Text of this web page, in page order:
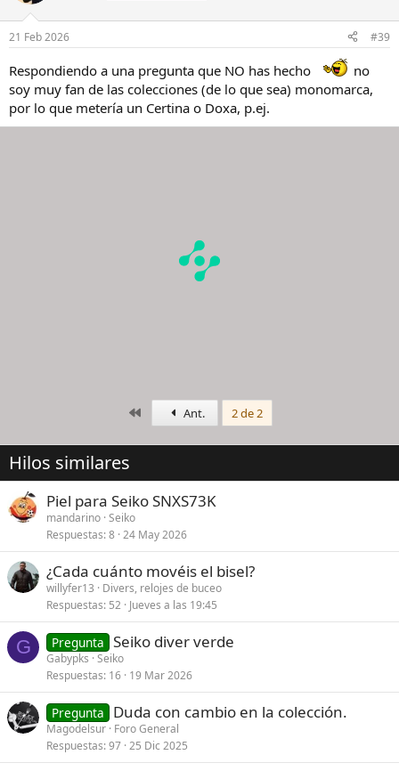
21 Feb 2026 #39
Respondiendo a una pregunta que NO has hecho
no
soy muy fan de las colecciones (de lo que sea) monomarca,
por lo que metería un Certina o Doxa, p.ej.
PrimeroAnt. 2 de 2
Hilos similares
Piel para Seiko SNXS73K
mandarino Seiko
Respuestas 8 24 May 2026
¿Cada cuánto movéis el bisel?
willyfer13
Divers, relojes de buceo
Respuestas 52 Jueves a las 19:45
G Pregunta Seiko diver verde
Gabypks Seiko
Respuestas 16 19 Mar 2026
Pregunta Duda con cambio en la colección.
Magodelsur Foro General
Respuestas 97 25 Dic 2025